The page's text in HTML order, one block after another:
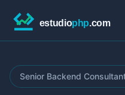
Senior Backend